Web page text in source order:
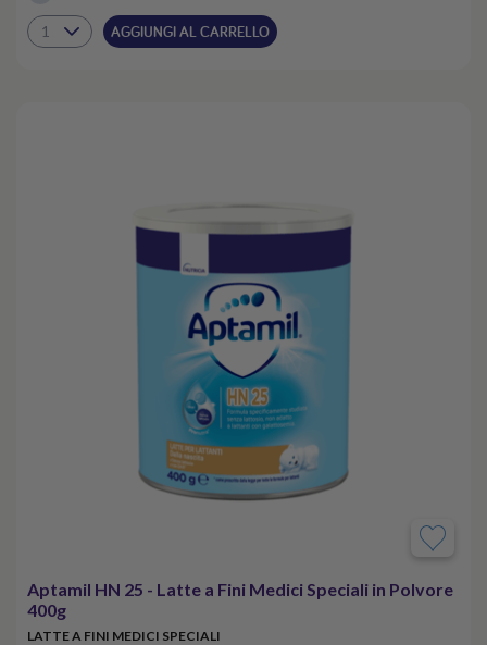
AGGIUNGI AL CARRELLO
Aptamil HN 25 - Latte a Fini Medici Speciali in Polvore
400g
LATTE A FINI MEDICI SPECIALI